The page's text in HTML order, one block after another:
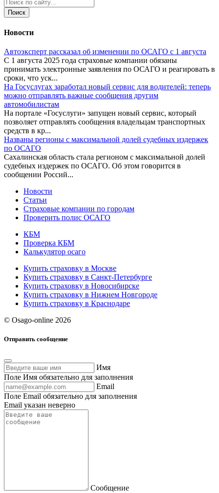
Поиск
Новости
Автоэксперт рассказал об изменении по ОСАГО с 1 августа
С 1 августа 2025 года страховые компании обязаны
принимать электронные заявления по ОСАГО и реагировать в
сроки, что уск...
На Госуслугах заработал новый сервис для водителей: теперь
можно отправлять важные сообщения другим
автомобилистам
На портале «Госуслуги» запущен новый сервис, который
позволяет отправлять сообщения владельцам транспортных
средств в кр...
Названы регионы с максимальной долей судебных издержек
по ОСАГО
Сахалинская область стала регионом с максимальной долей
судебных издержек по ОСАГО. Об этом говорится в
сообщении Россий...
Новости
Статьи
Страховые компании по городам
Проверить полис ОСАГО
КБМ
Проверка КБМ
Калькулятор осаго
Купить страховку в Москве
Купить страховку в Санкт-Петербурге
Купить страховку в Новосибирске
Купить страховку в Нижнем Новгороде
Купить страховку в Краснодаре
© Osago-online 2026
Отправить сообщение
Имя
Поле Имя обязательно для заполнения
Email
Поле Email обязательно для заполнения
Email указан неверно
Сообщение